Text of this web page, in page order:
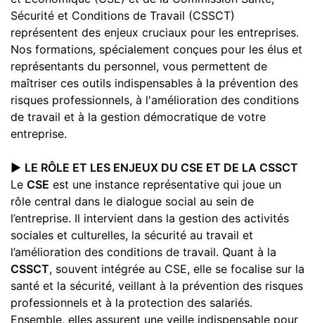
Sécurité et Conditions de Travail (CSSCT)
représentent des enjeux cruciaux pour les entreprises.
Nos formations, spécialement conçues pour les élus et
représentants du personnel, vous permettent de
maîtriser ces outils indispensables à la prévention des
risques professionnels, à l'amélioration des conditions
de travail et à la gestion démocratique de votre
entreprise.
▶️ LE RÔLE ET LES ENJEUX DU CSE ET DE LA CSSCT
Le CSE est une instance représentative qui joue un
rôle central dans le dialogue social au sein de
l’entreprise. Il intervient dans la gestion des activités
sociales et culturelles, la sécurité au travail et
l’amélioration des conditions de travail. Quant à la
CSSCT, souvent intégrée au CSE, elle se focalise sur la
santé et la sécurité, veillant à la prévention des risques
professionnels et à la protection des salariés.
Ensemble, elles assurent une veille indispensable pour